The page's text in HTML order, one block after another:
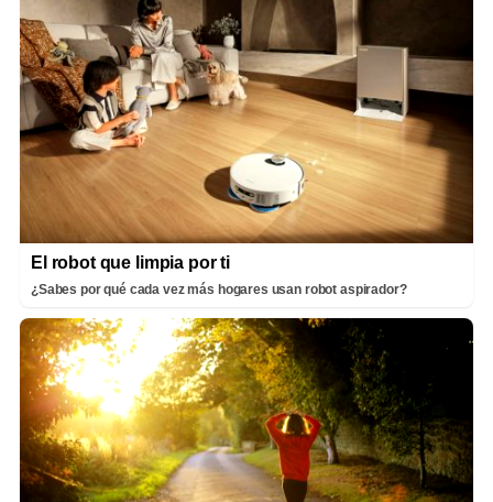
El robot que limpia por ti
¿Sabes por qué cada vez más hogares usan robot aspirador?